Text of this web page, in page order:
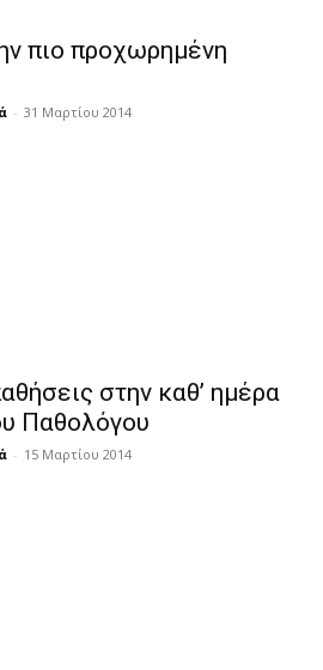
πιο προχωρημένη
- 31 Μαρτίου 2014
στην καθ’ ημέρα
Παθολόγου
- 15 Μαρτίου 2014